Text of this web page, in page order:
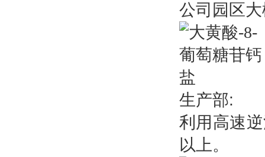
公司园区
生产部:
利用高速
以上。